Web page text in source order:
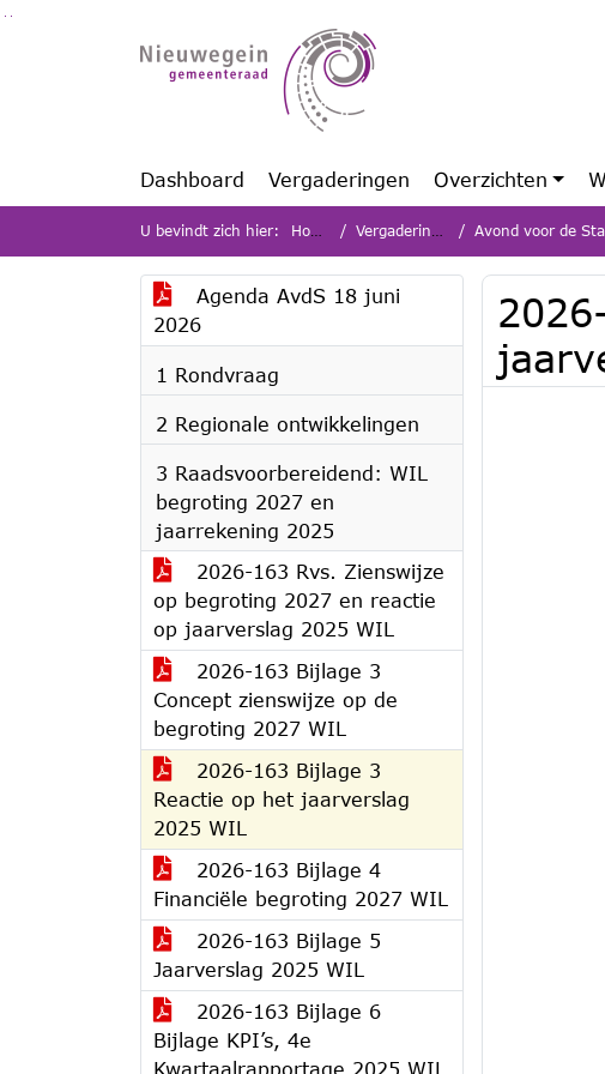
Ga naar de inhoud van deze pagina
Dashboard Vergaderingen Overzichten
U bevindt zich hier: Home Vergaderingen Avond voor de
Agenda AvdS 18 juni
2026
1 Rondvraag
2 Regionale ontwikkelingen
3 Raadsvoorbereidend: WIL
begroting 2027 en
jaarrekening 2025
2026-163 Rvs. Zienswijze
op begroting 2027 en reactie
op jaarverslag 2025 WIL
2026-163 Bijlage 3
Concept zienswijze op de
begroting 2027 WIL
2026-163 Bijlage 3
Reactie op het jaarverslag
2025 WIL
2026-163 Bijlage 4
Financiële begroting 2027 WIL
2026-163 Bijlage 5
Jaarverslag 2025 WIL
2026-163 Bijlage 6
Bijlage KPI’s, 4e
Kwartaalrapportage 2025 WIL